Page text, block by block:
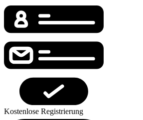
Kostenlose Registrierung